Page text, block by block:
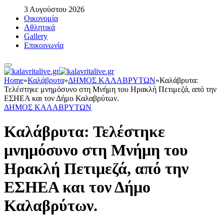
3 Αυγούστου 2026
Οικονομία
Αθλητικά
Gallery
Επικοινωνία
Home»Καλάβρυτα»ΔΗΜΟΣ ΚΑΛΑΒΡΥΤΩΝ»Καλάβρυτα:
Τελέστηκε μνημόσυνο στη Μνήμη του Ηρακλή Πετιμεζά, από την
ΕΣΗΕΑ και τον Δήμο Καλαβρύτων.
ΔΗΜΟΣ ΚΑΛΑΒΡΥΤΩΝ
Καλάβρυτα: Τελέστηκε
μνημόσυνο στη Μνήμη του
Ηρακλή Πετιμεζά, από την
ΕΣΗΕΑ και τον Δήμο
Καλαβρύτων.